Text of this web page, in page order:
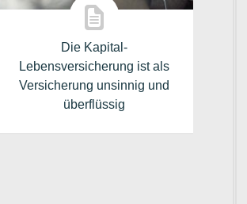
Die Kapital-
Lebensversicherung ist als
Versicherung unsinnig und
überflüssig